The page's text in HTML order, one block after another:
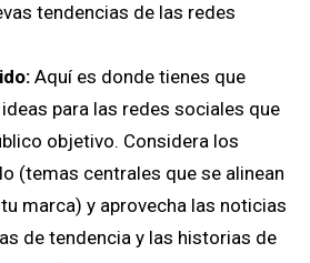
tendencias de las redes
Aquí es donde tienes que
para las redes sociales que
objetivo. Considera los
(temas centrales que se alinean
marca) y aprovecha las noticias
de tendencia y las historias de